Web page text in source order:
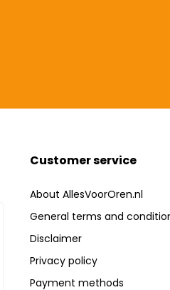
Customer service
About AllesVoorOren.nl
General terms and
Disclaimer
Privacy policy
Payment methods